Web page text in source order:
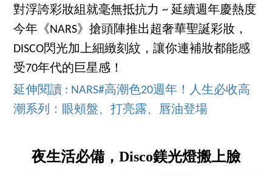
對浮誇彩妝組就毫無抵抗力 ~ 延續週年慶熱度
今年《NARS》搶頭陣推出超奢華聖誕彩妝，
DISCO閃光加上細緻刻紋，讓你連補妝都能感
受70年代的巨星感！
延伸閱讀 : NARS#高潮色20週年！人生必收高
潮系列：眼頰盤、打亮露、唇油登場
夜生活必備，Disco鎂光燈搬上臉